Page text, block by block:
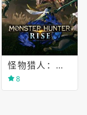
怪物猎人：崛起(Monster Hunter Rise)
8